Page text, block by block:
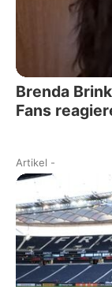
Brenda
Fans
Artikel -